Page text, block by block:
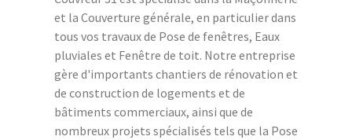
et la Couverture générale, en particulier dans
tous vos travaux de Pose de fenêtres, Eaux
pluviales et Fenêtre de toit. Notre entreprise
gère d'importants chantiers de rénovation et
de construction de logements et de
bâtiments commerciaux, ainsi que de
nombreux projets spécialisés tels que la Pose